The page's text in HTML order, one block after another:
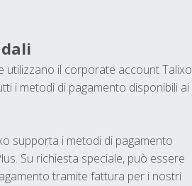
utilizzano il corporate account Talixo
i metodi di pagamento disponibili ai
supporta i metodi di pagamento
Su richiesta speciale, può essere
tramite fattura per i nostri